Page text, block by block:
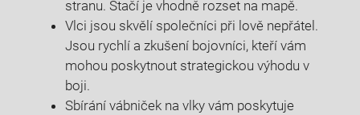
stranu. Stačí je vhodně rozset na mapě.
Vlci jsou skvělí společníci při lově nepřátel.
Jsou rychlí a zkušení bojovníci, kteří vám
mohou poskytnout strategickou výhodu v
boji.
Sbírání vábniček na vlky vám poskytuje